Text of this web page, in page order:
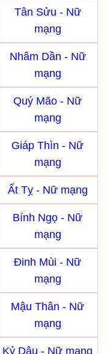
Tân Sửu - Nữ
mạng
Nhâm Dần - Nữ
mạng
Quý Mão - Nữ
mạng
Giáp Thìn - Nữ
mạng
Ất Tỵ - Nữ mạng
Bính Ngọ - Nữ
mạng
Đinh Mùi - Nữ
mạng
Mậu Thân - Nữ
mạng
Kỷ Dậu - Nữ mạng